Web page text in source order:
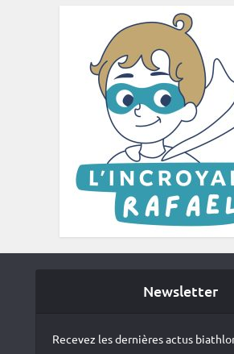
Newsletter
Recevez les dernières actus